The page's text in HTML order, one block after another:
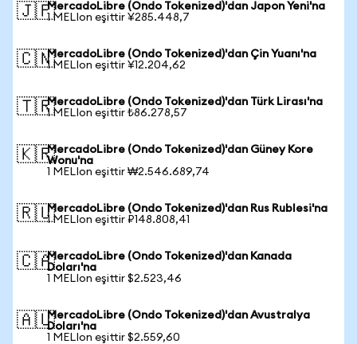
🇯🇵MercadoLibre (Ondo Tokenized)'dan Japon Yeni'na
1 MELIon eşittir ¥285.448,7
🇨🇳MercadoLibre (Ondo Tokenized)'dan Çin Yuanı'na
1 MELIon eşittir ¥12.204,62
🇹🇷MercadoLibre (Ondo Tokenized)'dan Türk Lirası'na
1 MELIon eşittir ₺86.278,57
🇰🇷MercadoLibre (Ondo Tokenized)'dan Güney Kore
Wonu'na
1 MELIon eşittir ₩2.546.689,74
🇷🇺MercadoLibre (Ondo Tokenized)'dan Rus Rublesi'na
1 MELIon eşittir ₽148.808,41
🇨🇦MercadoLibre (Ondo Tokenized)'dan Kanada
Doları'na
1 MELIon eşittir $2.523,46
🇦🇺MercadoLibre (Ondo Tokenized)'dan Avustralya
Doları'na
1 MELIon eşittir $2.559,60